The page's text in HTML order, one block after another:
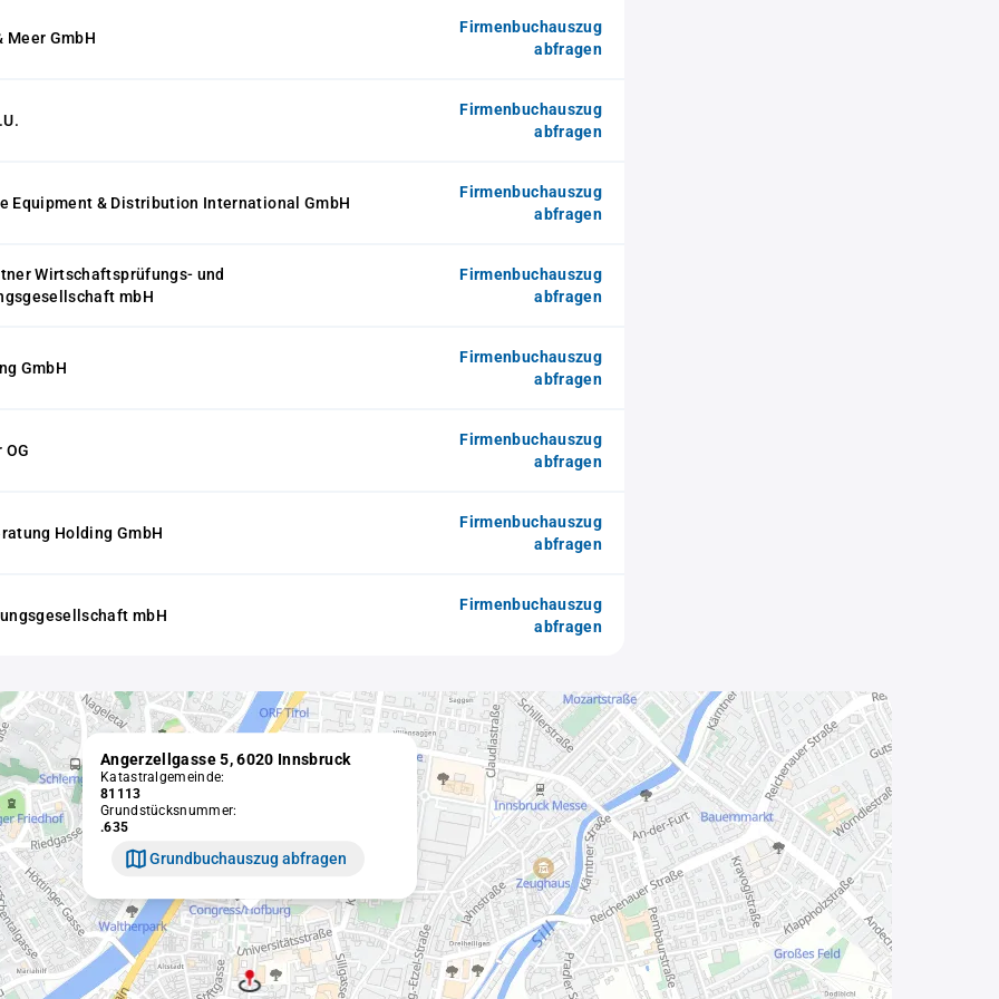
Meer GmbH
Firmenbuchauszug
abfragen
Firmenbuchauszug
abfragen
Equipment & Distribution International GmbH
Firmenbuchauszug
abfragen
Wirtschaftsprüfungs- und
mbH
Firmenbuchauszug
abfragen
GmbH
Firmenbuchauszug
abfragen
OG
Firmenbuchauszug
abfragen
Holding GmbH
Firmenbuchauszug
abfragen
mbH
Firmenbuchauszug
abfragen
Angerzellgasse 5, 6020 Innsbruck
Katastralgemeinde:
81113
Grundstücksnummer:
.635
Grundbuchauszug abfragen